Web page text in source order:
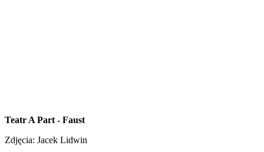
Teatr A Part - Faust
Zdjęcia: Jacek Lidwin